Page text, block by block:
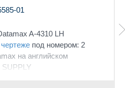
01
A-4310 LH
под номером: 2
на английском